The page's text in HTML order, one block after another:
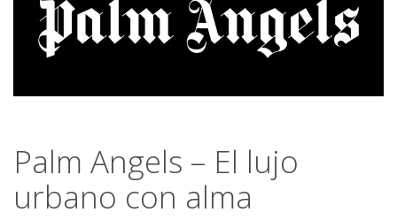
Palm Angels – El lujo
urbano con alma